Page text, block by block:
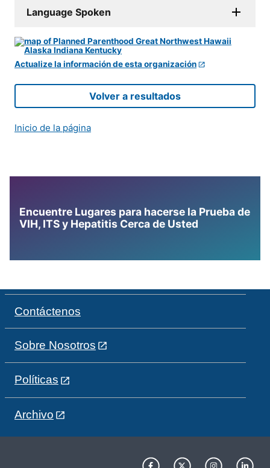
Language Spoken
Actualize la información de esta organización
Volver a resultados
Inicio de la página
Encuentre Lugares para hacerse la Prueba de
VIH, ITS y Hepatitis Cerca de Usted
Contáctenos
Sobre Nosotros
Políticas
Archivo